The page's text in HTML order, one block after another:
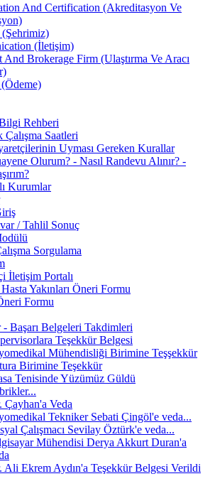
And Certification (Akreditasyon Ve
(İletişim)
And Brokerage Firm (Ulaştırma Ve Aracı
Rehberi
Saatleri
Uyması Gereken Kurallar
Olurum? - Nasıl Randevu Alınır? -
Kurumlar
/ Tahlil Sonuç
Sorgulama
İletişim Portalı
Yakınları Öneri Formu
Formu
- Başarı Belgeleri Takdimleri
Teşekkür Belgesi
Mühendisliği Birimine Teşşekkür
Birimine Teşekkür
Tenisinde Yüzümüz Güldü
Çayhan'a Veda
Tekniker Sebati Çingöl'e veda...
Çalışmacı Sevilay Öztürk'e veda...
Mühendisi Derya Akkurt Duran'a
Ali Ekrem Aydın'a Teşekkür Belgesi Verildi